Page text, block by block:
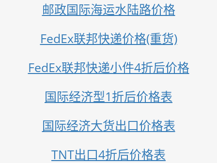
邮政国际海运水陆路价格
FedEx联邦快递价格(重货)
FedEx联邦快递小件4折后价格
国际经济型1折后价格表
国际经济大货出口价格表
TNT出口4折后价格表